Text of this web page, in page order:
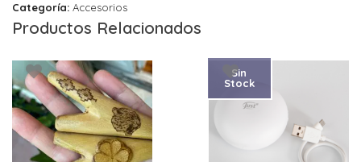
Categoría: Accesorios
Productos Relacionados
Sin
Stock